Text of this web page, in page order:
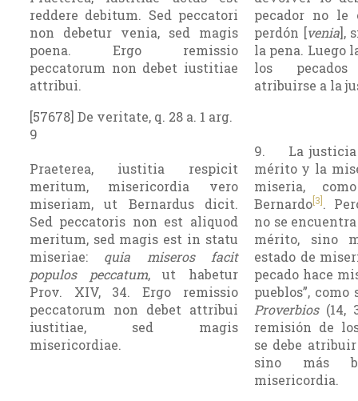
reddere debitum. Sed peccatori
non debetur venia, sed magis
poena. Ergo remissio
peccatorum non debet iustitiae
attribui.
pecador no le
perdón [venia],
la pena. Luego
los
atribuirse a la
[57678] De veritate, q. 28 a. 1 arg.
9
Praeterea, iustitia respicit
meritum, misericordia vero
miseriam, ut Bernardus dicit.
Sed peccatoris non est aliquod
meritum, sed magis est in statu
miseriae: quia miseros facit
populos peccatum, ut habetur
Prov. XIV, 34. Ergo remissio
peccatorum non debet attribui
iustitiae, sed magis
misericordiae.
9. La justicia
mérito y la
miseria,
Bernardo[3].
no se
mérito, sino
estado de
pecado hace
pueblos”,
Proverbios(14,
remisión de
se debe
sino más
misericordia.